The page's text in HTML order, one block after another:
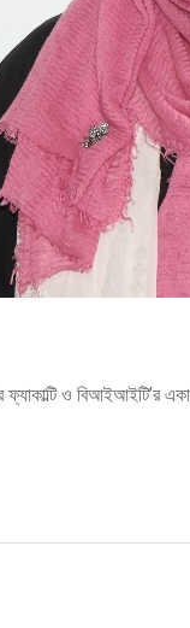
ফ্যাকাল্টি ও বিআইআইটি’র